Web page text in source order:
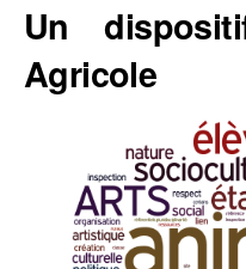
Un
Agricole